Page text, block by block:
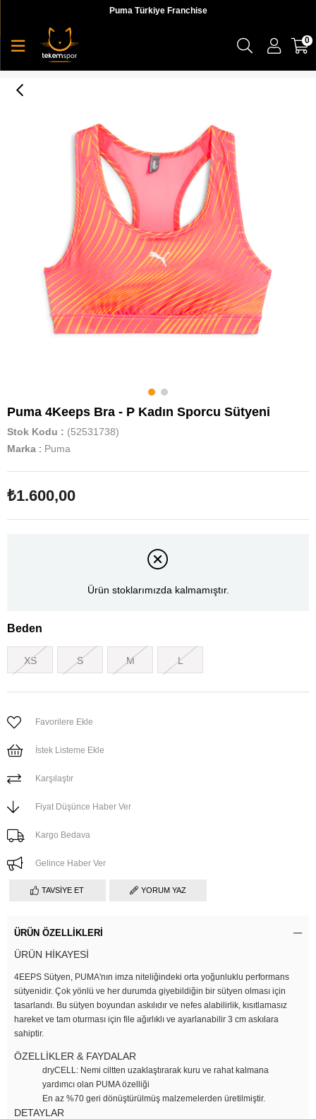
Puma Türkiye Franchise
0
Puma 4Keeps Bra - P Kadın Sporcu Sütyeni
Stok Kodu
(52531738)
Marka : Puma
₺1.600,00
Ürün stoklarımızda kalmamıştır.
Beden
XS S M L
Favorilere Ekle
İstek Listeme Ekle
Karşılaştır
Fiyat Düşünce Haber Ver
Kargo Bedava
Gelince Haber Ver
TAVSIYE ET YORUM YAZ
ÜRÜN ÖZELLIKLERI
ÜRÜN HİKAYESİ
4EEPS Sütyen, PUMA'nın imza niteliğindeki orta yoğunluklu performans
sütyenidir. Çok yönlü ve her durumda giyebildiğin bir sütyen olması için
tasarlandı. Bu sütyen boyundan askılıdır ve nefes alabilirlik, kısıtlamasız
hareket ve tam oturması için file ağırlıklı ve ayarlanabilir 3 cm askılara
sahiptir.
ÖZELLİKLER & FAYDALAR
dryCELL: Nemi ciltten uzaklaştırarak kuru ve rahat kalmana
yardımcı olan PUMA özelliği
En az %70 geri dönüştürülmüş malzemelerden üretilmiştir.
DETAYLAR